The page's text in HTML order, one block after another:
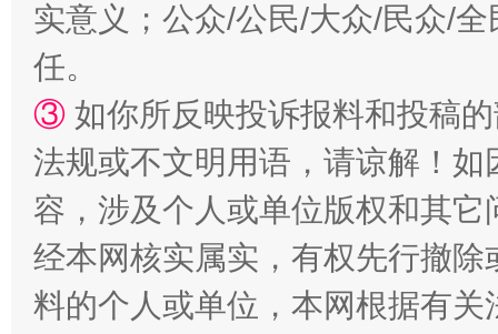
实意义；公众/公民/大众/民众/
任。
③ 如你所反映投诉报料和投稿
法规或不文明用语，请谅解！
容，涉及个人或单位版权和其它
经本网核实属实，有权先行撤
料的个人或单位，本网根据有